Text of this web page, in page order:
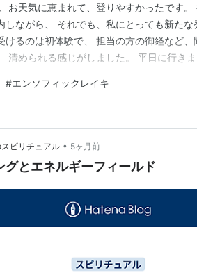
お天気に恵まれて、登りやすかったです。
しながら、 それでも、私にとっても新た
けるのは初体験で、 担当の方の御経など
清められる感じがしました。 平日に行き
間程度はアップダウンあるところを歩い
。 宇宙エネルギーをしっかり充電…
#エンソフィックレイキ
ピリチュアル • 5ヶ月前
グとエネルギーフィールド